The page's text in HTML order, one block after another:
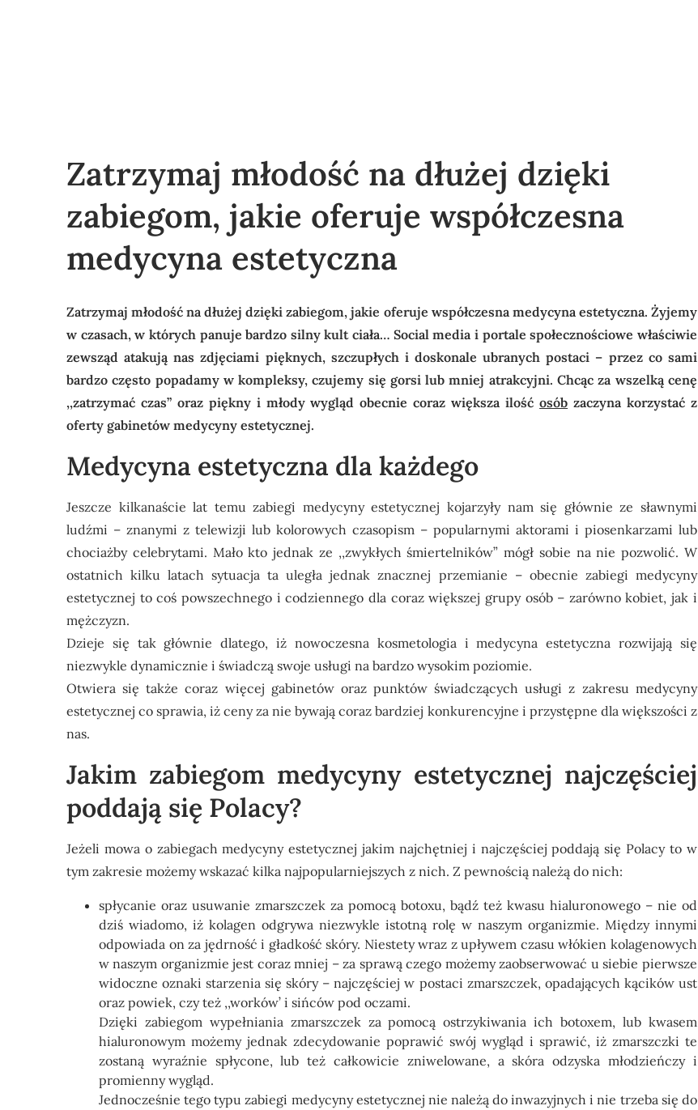
Zatrzymaj młodość na dłużej dzięki
zabiegom, jakie oferuje współczesna
medycyna estetyczna
Zatrzymaj młodość na dłużej dzięki zabiegom, jakie oferuje współczesna medycyna estetyczna. Żyjemy
w czasach, w których panuje bardzo silny kult ciała… Social media i portale społecznościowe właściwie
zewsząd atakują nas zdjęciami pięknych, szczupłych i doskonale ubranych postaci – przez co sami
bardzo często popadamy w kompleksy, czujemy się gorsi lub mniej atrakcyjni. Chcąc za wszelką cenę
,,zatrzymać czas” oraz piękny i młody wygląd obecnie coraz większa ilośćosób zaczyna korzystać z
oferty gabinetów medycyny estetycznej.
Medycyna estetyczna dla każdego
Jeszcze kilkanaście lat temu zabiegi medycyny estetycznej kojarzyły nam się głównie ze sławnymi
ludźmi – znanymi z telewizji lub kolorowych czasopism – popularnymi aktorami i piosenkarzami lub
chociażby celebrytami. Mało kto jednak ze ,,zwykłych śmiertelników” mógł sobie na nie pozwolić. W
ostatnich kilku latach sytuacja ta uległa jednak znacznej przemianie – obecnie zabiegi medycyny
estetycznej to coś powszechnego i codziennego dla coraz większej grupy osób – zarówno kobiet,jak i
mężczyzn.
Dzieje się tak głównie dlatego, iż nowoczesna kosmetologia i medycyna estetyczna rozwijają się
niezwykle dynamicznie i świadczą swoje usługi na bardzo wysokim poziomie.
Otwiera się także coraz więcej gabinetów oraz punktów świadczących usługi z zakresu medycyny
estetycznej co sprawia, iż ceny za nie bywają coraz bardziej konkurencyjne i przystępne dla większości z
nas.
Jakim zabiegom medycyny estetycznej najczęściej
poddają się Polacy?
Jeżeli mowa ozabiegach medycyny estetycznejjakim najchętniej i najczęściej poddają się Polacy to w
tym zakresie możemy wskazać kilka najpopularniejszych z nich. Z pewnością należą do nich:
spłycanie oraz usuwanie zmarszczek za pomocą botoxu, bądź też kwasu hialuronowego– nie od
dziś wiadomo, iż kolagen odgrywa niezwykle istotną rolę w naszym organizmie. Między innymi
odpowiada on za jędrność i gładkość skóry. Niestety wraz z upływem czasu włókien kolagenowych
w naszym organizmie jest coraz mniej – za sprawą czego możemy zaobserwować u siebie pierwsze
widoczne oznaki starzenia się skóry – najczęściej w postaci zmarszczek, opadających kącików ust
oraz powiek, czy też ,,worków’ i sińców pod oczami.
Dzięki zabiegom wypełniania zmarszczek za pomocą ostrzykiwania ich botoxem, lub kwasem
hialuronowym możemy jednak zdecydowanie poprawić swój wygląd i sprawić, iż zmarszczki te
zostaną wyraźnie spłycone, lub też całkowicie zniwelowane, a skóra odzyska młodzieńczy i
promienny wygląd.
Jednocześnie tego typu zabiegi medycyny estetycznej nie należą do inwazyjnych i nie trzeba się do